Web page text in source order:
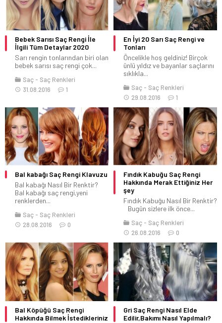
Bebek Sarısı Saç Rengi İle
İlgili Tüm Detaylar 2020
Sarı rengin tonlarından biri olan
bebek sarısı saç rengi çok...
Saç
Saç Renkleri
31.08.2016
1
En İyi 20 Sarı Saç Rengi ve
Tonları
Öncelikle hoş geldiniz! Birçok
ünlü yıldız ve bayanlar saçlarını
sıklıkla...
Saç
Saç Renkleri
29.08.2016
1
Bal kabağı Saç Rengi Klavuzu
Bal kabağı Nasıl Bir Renktir?
Bal kabağı saç rengi,yeni
renklerden...
Saç
Saç Renkleri
28.08.2016
0
Fındık Kabuğu Saç Rengi
Hakkında Merak Ettiğiniz Her
şey
Fındık Kabuğu Nasıl Bir Renktir?
Bugün sizlere ilk önce...
Saç
Saç Renkleri
26.08.2016
0
Bal Köpüğü Saç Rengi
Hakkında Bilmek İstedikleriniz
Gri Saç Rengi Nasıl Elde
Edilir,Bakımı Nasıl Yapılmalı?